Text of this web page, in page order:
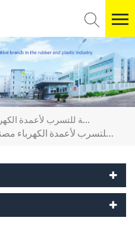
حشية مانعة للتسرب لأعمدة الكهرباء مصنوعة من المطاط